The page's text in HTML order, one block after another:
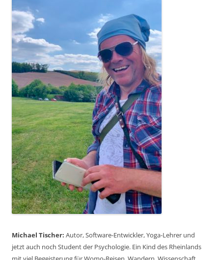
Michael Tischer: Autor, Software-Entwickler, Yoga-Lehrer und
jetzt auch noch Student der Psychologie. Ein Kind des Rheinlands